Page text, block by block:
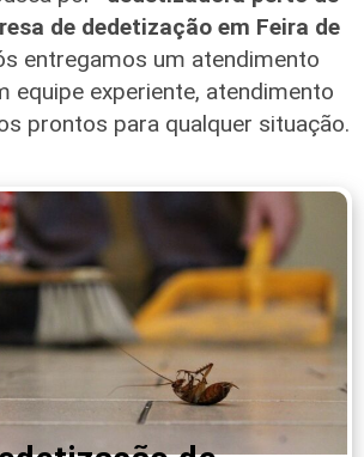
de dedetização em Feira de
entregamos um atendimento
equipe experiente, atendimento
prontos para qualquer situação.